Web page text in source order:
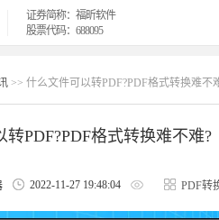
证券简称：福昕软件
股票代码：688095
>> 什么文件可以转PDF?PDF格式转换难不
转PDF?PDF格式转换难不难?
2022-11-27 19:48:04 PDF转